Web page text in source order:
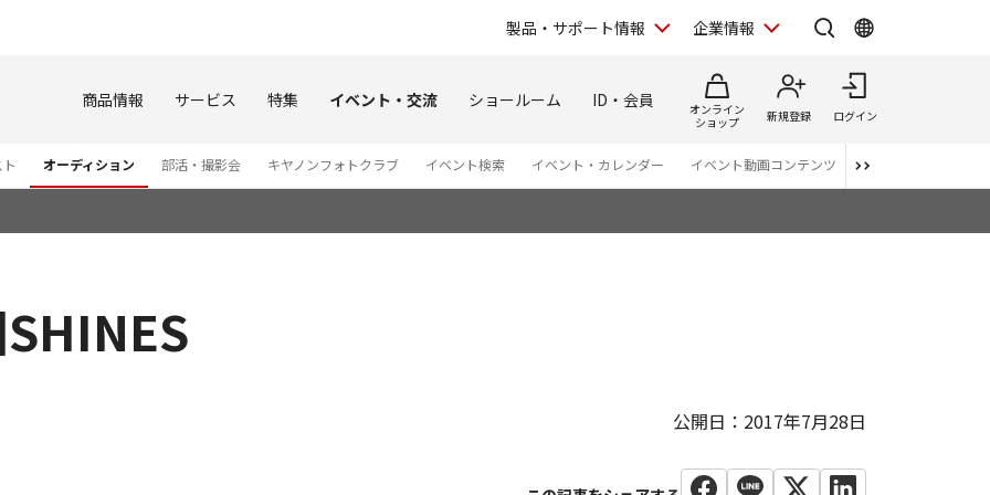
製品・サポート情報 企業情報
商品情報 サービス 特集 イベント・交流 ショールーム ID・会員
オンライン
ショップ
新規登録 ログイン
オーディション 部活・撮影会 キヤノンフォトクラブ イベント検索 イベント・カレンダー イベント動画コンテンツ 番組スタッフが語
公開日：2017年7月28日